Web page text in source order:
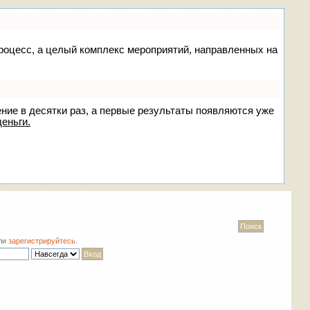
а целый комплекс мероприятий, направленных на
в десятки раз, а первые результаты появляются уже
зарегистрируйтесь